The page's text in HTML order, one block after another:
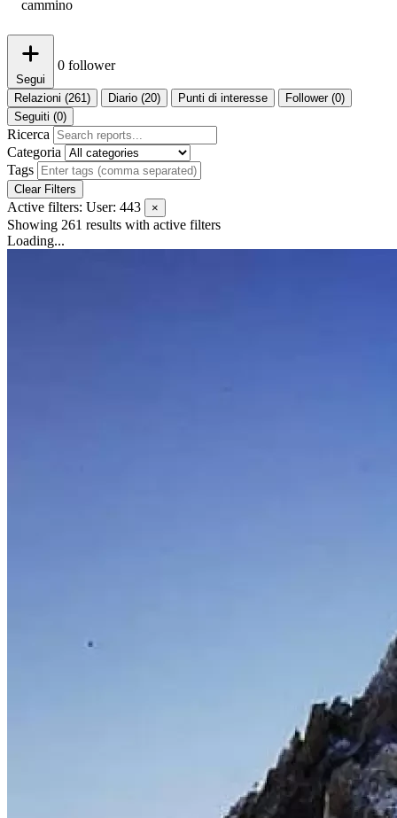
cammino
Segui
0 follower
Relazioni (261) Diario (20) Punti di interesse
Follower (0)
Seguiti (0)
Ricerca
Categoria
Tags
Clear Filters
Active filters: User: 443 ×
Showing 261 results with active filters
Loading...